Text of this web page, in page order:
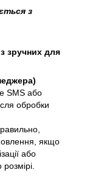
з
зручних для
SMS або
обробки
якщо
або